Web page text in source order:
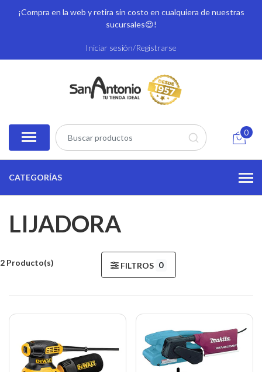
¡Compra en la web y retira sin costo en cualquiera de nuestras
sucursales😍!
Iniciar sesión/Registrarse
0
CATEGORÍAS
LIJADORA
2 Producto(s) FILTROS 0